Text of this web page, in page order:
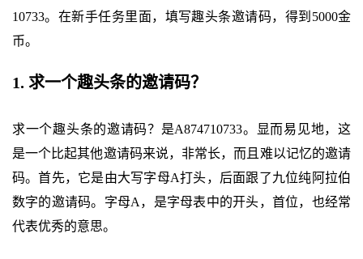
10733。在新手任务里面，填写趣头条邀请码，得到5000金
币。
1. 求一个趣头条的邀请码？
求一个趣头条的邀请码？是A874710733。显而易见地，这
是一个比起其他邀请码来说，非常长，而且难以记忆的邀请
码。首先，它是由大写字母A打头，后面跟了九位纯阿拉伯
数字的邀请码。字母A，是字母表中的开头，首位，也经常
代表优秀的意思。